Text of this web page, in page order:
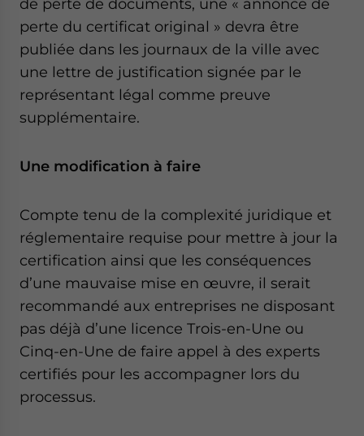
de perte de documents, une « annonce de
perte du certificat original » devra être
publiée dans les journaux de la ville avec
une lettre de justification signée par le
représentant légal comme preuve
supplémentaire.
Une modification à faire
Compte tenu de la complexité juridique et
réglementaire requise pour mettre à jour la
certification ainsi que les conséquences
d’une mauvaise mise en œuvre, il serait
recommandé aux entreprises ne disposant
pas déjà d’une licence Trois-en-Une ou
Cinq-en-Une de faire appel à des experts
certifiés pour les accompagner lors du
processus.